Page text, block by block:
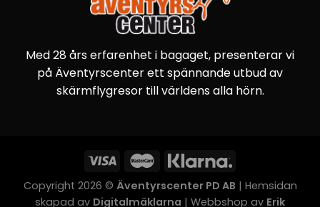
Med 28 års erfarenhet i bagaget, presenterar vi
på Äventyrscenter ett spännande utbud av
skärmflygresor till världens alla hörn.
Copyright 2026 © Äventyrscenter PD AB | Hemsidan
skapad av Digitalmäklarna | Webbshop av Erik